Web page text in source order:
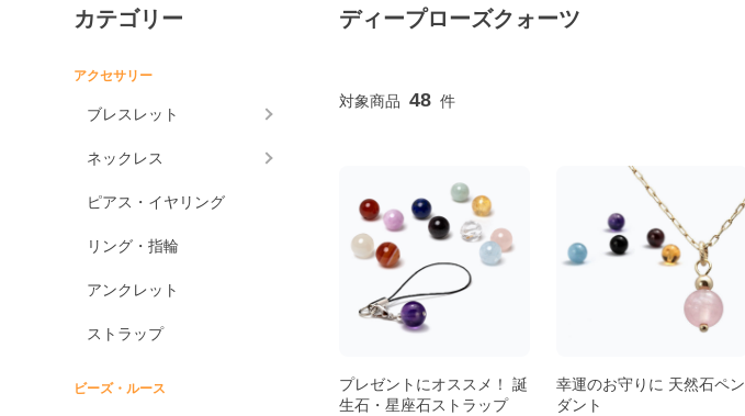
カテゴリー
アクセサリー
ブレスレット
ネックレス
ピアス・イヤリング
リング・指輪
アンクレット
ストラップ
ビーズ・ルース
ディープローズクォーツ
48
プレゼントにオススメ！ 誕
生石・星座石ストラップ
幸運のお守りに 天然石ペン
ダント